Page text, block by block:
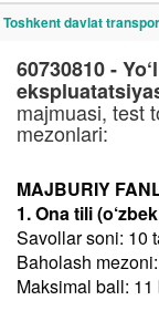
Toshkent davlat
60730810 -
majmuasi, test
mezonlari:
MAJBURIY
1. Ona tili
Savollar soni: 10
Baholash
Maksimal ball: 11